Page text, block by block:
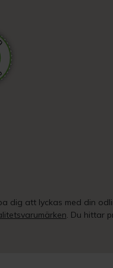
dig att lyckas med din
. Du hittar